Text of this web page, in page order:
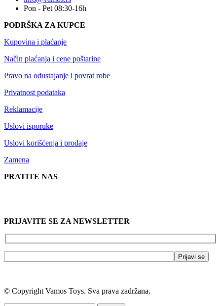
Pon - Pet 08:30-16h
PODRŠKA ZA KUPCE
Kupovina i plaćanje
Način plaćanja i cene poštarine
Pravo na odustajanje i povrat robe
Privatnost podataka
Reklamacije
Uslovi isporuke
Uslovi korišćenja i prodaje
Zamena
PRATITE NAS
PRIJAVITE SE ZA NEWSLETTER
© Copyright Vamos Toys. Sva prava zadržana.